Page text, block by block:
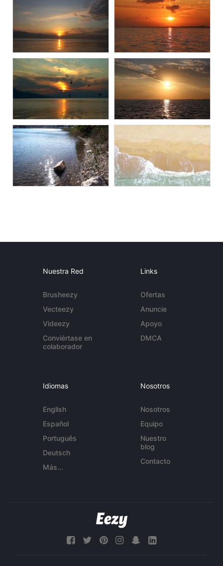
Nuestra Red
Brusheezy
Vecteezy
Videezy
Conviértase en
colaborador
Links
Ofertas
Anuncie
Apoyo
DMCA
Idiomas
English
Español
Português
Deutsch
Más...
Nosotros
Nosotros
Equipo
Nuestro
blog
Contacto